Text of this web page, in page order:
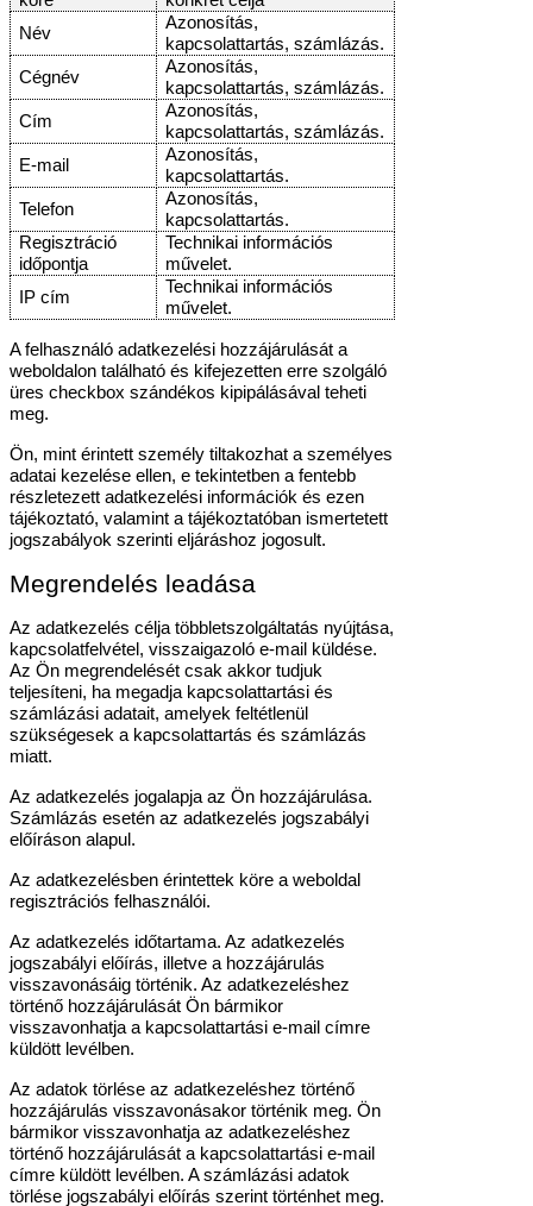
Név
Azonosítás,
kapcsolattartás, számlázás.
Cégnév
Azonosítás,
kapcsolattartás, számlázás.
Cím
Azonosítás,
kapcsolattartás, számlázás.
E-mail
Azonosítás,
kapcsolattartás.
Telefon
Azonosítás,
kapcsolattartás.
Regisztráció
időpontja
Technikai információs
művelet.
IP cím
Technikai információs
művelet.
A felhasználó adatkezelési hozzájárulását a
weboldalon található és kifejezetten erre szolgáló
üres checkbox szándékos kipipálásával teheti
meg.
Ön, mint érintett személy tiltakozhat a személyes
adatai kezelése ellen, e tekintetben a fentebb
részletezett adatkezelési információk és ezen
tájékoztató, valamint a tájékoztatóban ismertetett
jogszabályok szerinti eljáráshoz jogosult.
Megrendelés leadása
Az adatkezelés célja többletszolgáltatás nyújtása,
kapcsolatfelvétel, visszaigazoló e-mail küldése.
Az Ön megrendelését csak akkor tudjuk
teljesíteni, ha megadja kapcsolattartási és
számlázási adatait, amelyek feltétlenül
szükségesek a kapcsolattartás és számlázás
miatt.
Az adatkezelés jogalapja az Ön hozzájárulása.
Számlázás esetén az adatkezelés jogszabályi
előíráson alapul.
Az adatkezelésben érintettek köre a weboldal
regisztrációs felhasználói.
Az adatkezelés időtartama. Az adatkezelés
jogszabályi előírás, illetve a hozzájárulás
visszavonásáig történik. Az adatkezeléshez
történő hozzájárulását Ön bármikor
visszavonhatja a kapcsolattartási e-mail címre
küldött levélben.
Az adatok törlése az adatkezeléshez történő
hozzájárulás visszavonásakor történik meg. Ön
bármikor visszavonhatja az adatkezeléshez
történő hozzájárulását a kapcsolattartási e-mail
címre küldött levélben. A számlázási adatok
törlése jogszabályi előírás szerint történhet meg.